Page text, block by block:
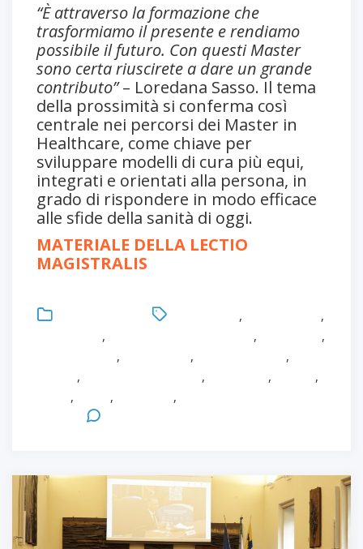
“È attraverso la formazione che
trasformiamo il presente e rendiamo
possibile il futuro. Con questi Master
sono certa riuscirete a dare un grande
contributo”– Loredana Sasso. Il tema
della prossimità si conferma così
centrale nei percorsi dei Master in
Healthcare, come chiave per
sviluppare modelli di cura più equi,
integrati e orientati alla persona, in
grado di rispondere in modo efficace
alle sfide della sanità di oggi.
MATERIALE DELLA LECTIO
MAGISTRALIS
,
,
, ,
,
, ,
,
, , ,
,
, , ,